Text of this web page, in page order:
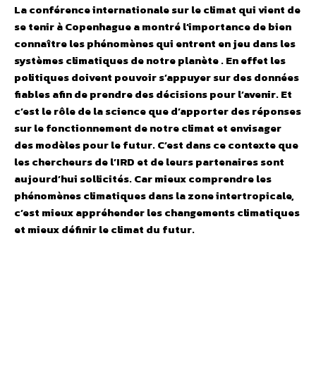
La conférence internationale sur le climat qui vient de
se tenir à Copenhague a montré l’importance de bien
connaître les phénomènes qui entrent en jeu dans les
systèmes climatiques de notre planète . En effet les
politiques doivent pouvoir s’appuyer sur des données
fiables afin de prendre des décisions pour l’avenir. Et
c’est le rôle de la science que d’apporter des réponses
sur le fonctionnement de notre climat et envisager
des modèles pour le futur. C’est dans ce contexte que
les chercheurs de l’IRD et de leurs partenaires sont
aujourd’hui sollicités. Car mieux comprendre les
phénomènes climatiques dans la zone intertropicale,
c’est mieux appréhender les changements climatiques
et mieux définir le climat du futur.